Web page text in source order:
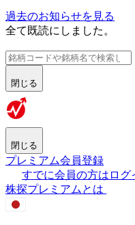
過去のお知らせを見る
全て既読にしました。
閉じる
閉じる
プレミアム会員登録
すでに会員の方はログ
株探プレミアムとは